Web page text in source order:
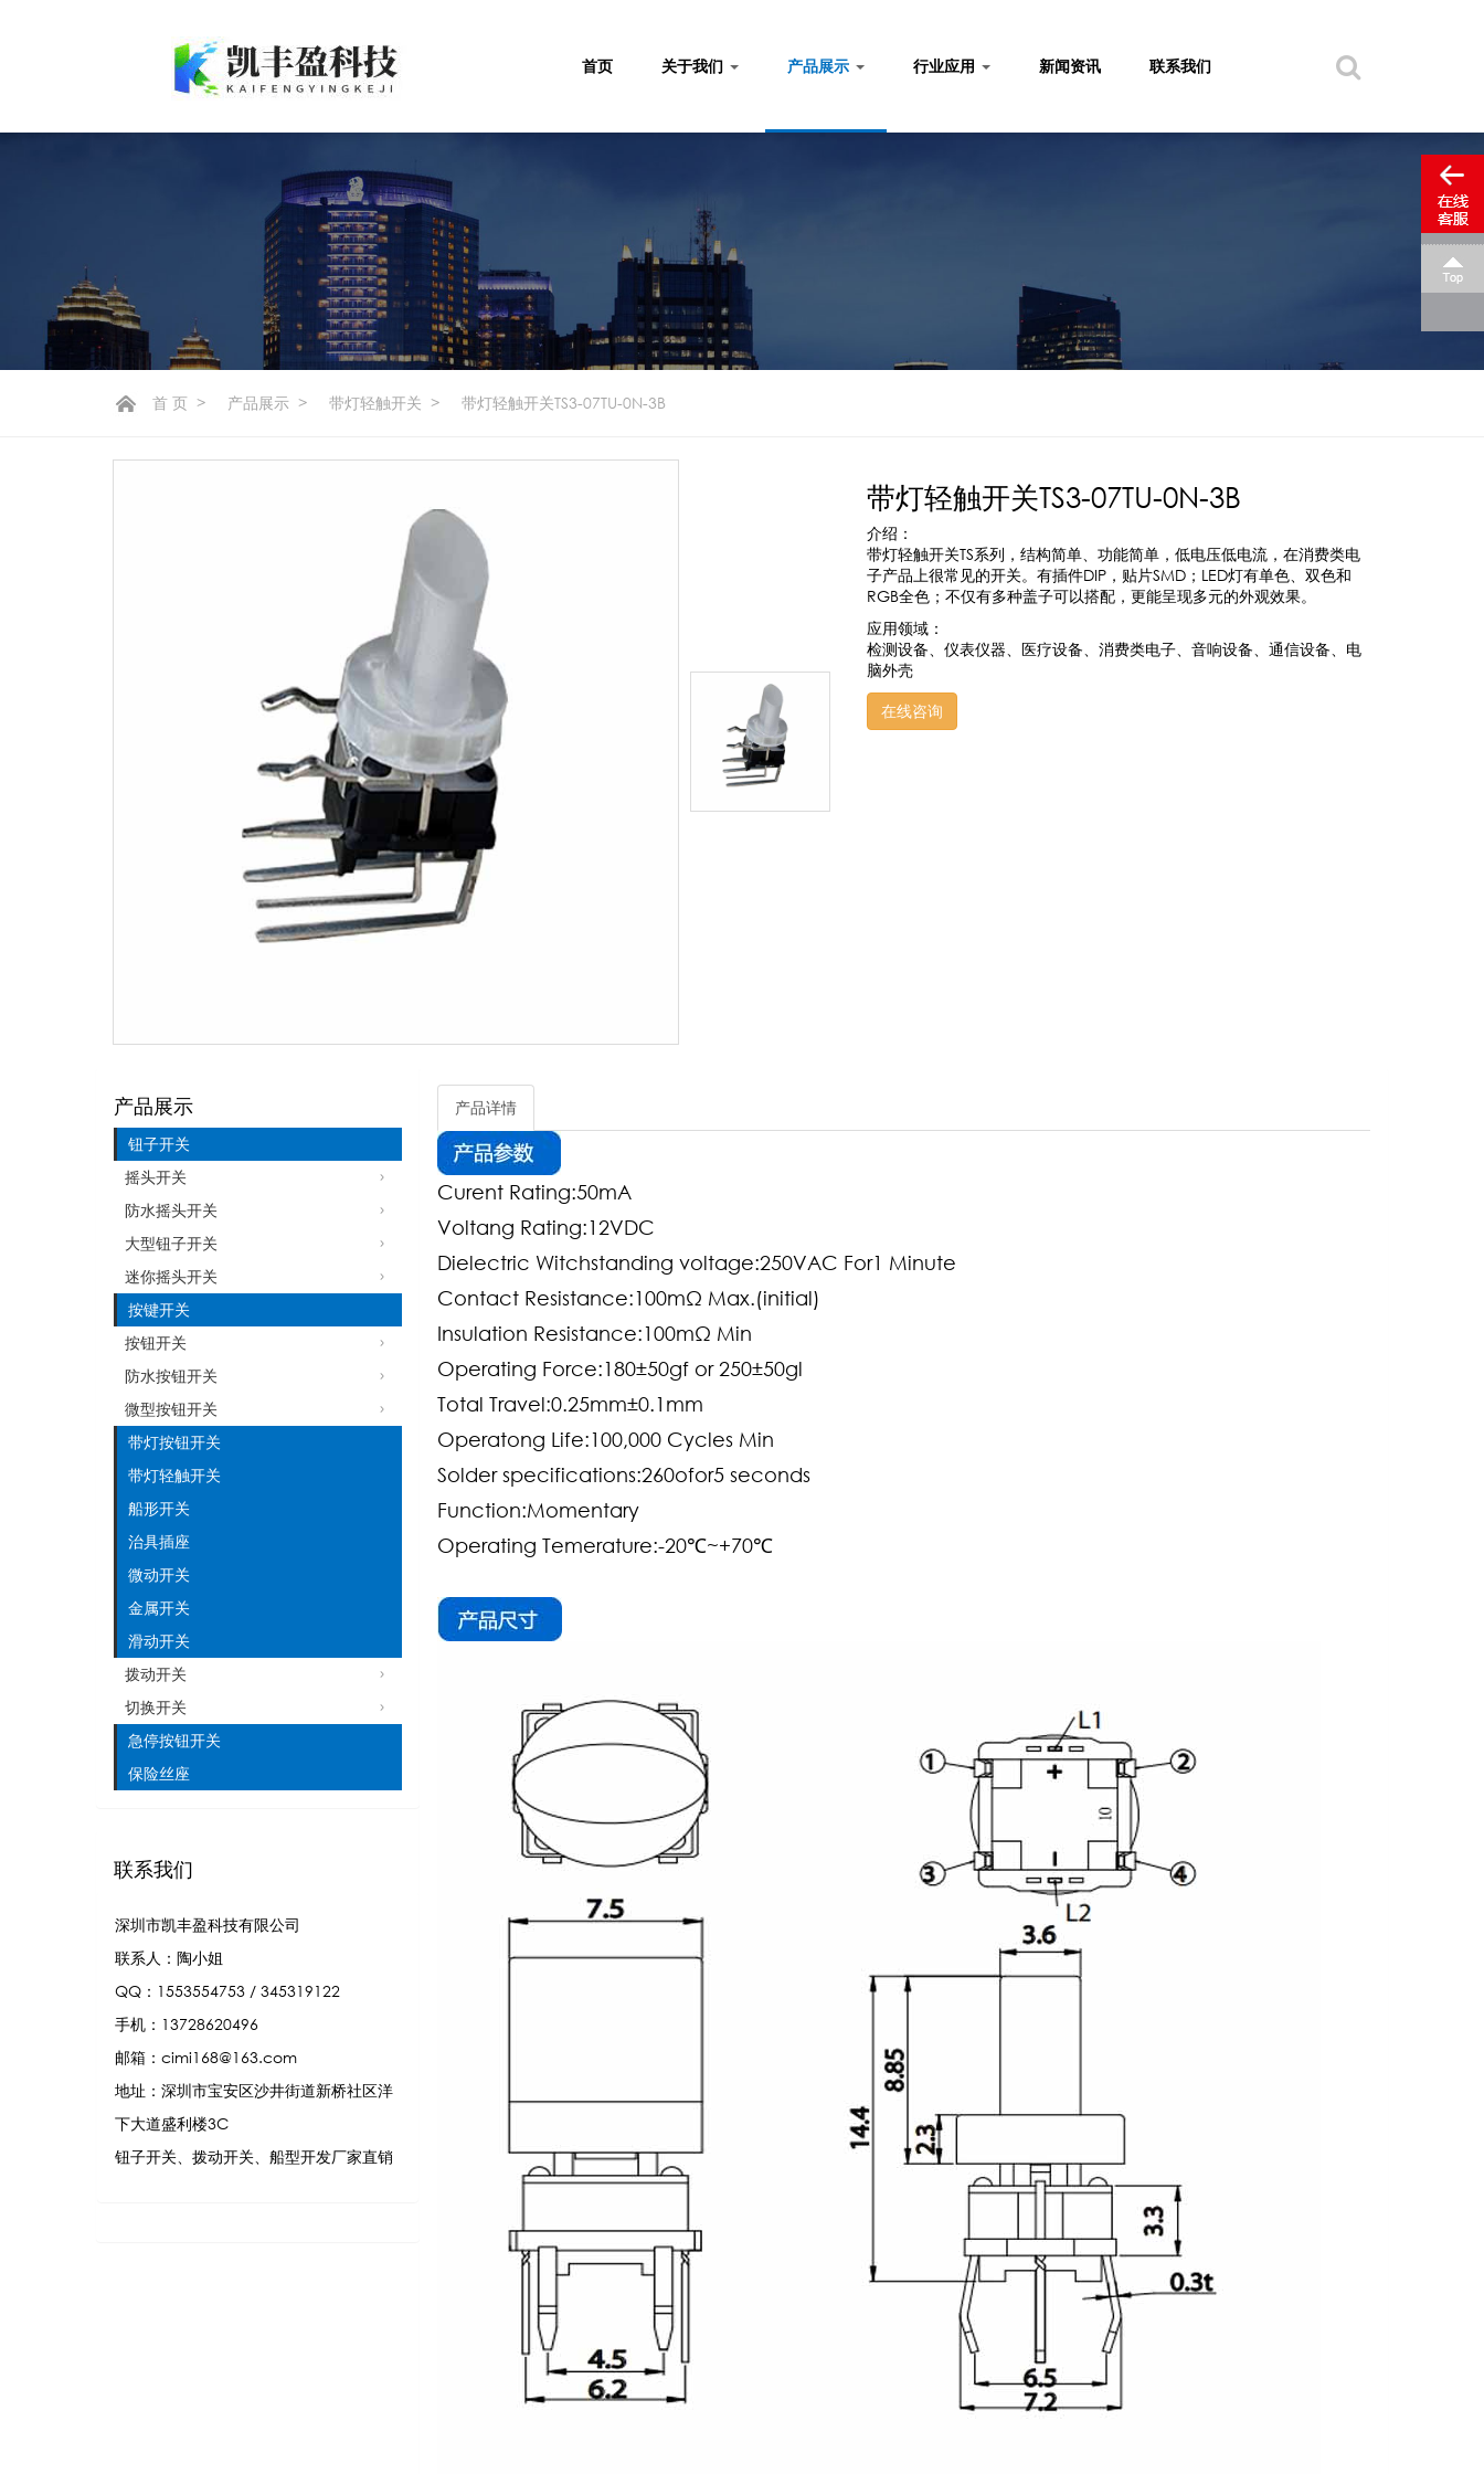
首页 关于我们 产品展示 行业应用 新闻资讯 联系我们
首 页 > 产品展示 > 带灯轻触开关 > 带灯轻触开关TS3-07TU-0N-3B
带灯轻触开关TS3-07TU-0N-3B
介绍：
带灯轻触开关TS系列，结构简单、功能简单，低电压低电流，在消费类电
子产品上很常见的开关。有插件DIP，贴片SMD；LED灯有单色、双色和
RGB全色；不仅有多种盖子可以搭配，更能呈现多元的外观效果。
应用领域：
检测设备、仪表仪器、医疗设备、消费类电子、音响设备、通信设备、电
脑外壳
在线咨询
产品展示
钮子开关
摇头开关
防水摇头开关
大型钮子开关
迷你摇头开关
按键开关
按钮开关
防水按钮开关
微型按钮开关
带灯按钮开关
带灯轻触开关
船形开关
治具插座
微动开关
金属开关
滑动开关
拨动开关
切换开关
急停按钮开关
保险丝座
联系我们
深圳市凯丰盈科技有限公司
联系人：陶小姐
QQ：1553554753 / 345319122
手机：13728620496
邮箱：cimi168@163.com
地址：深圳市宝安区沙井街道新桥社区洋
下大道盛利楼3C
钮子开关、拨动开关、船型开发厂家直销
产品详情
Curent Rating:50mA
Voltang Rating:12VDC
Dielectric Witchstanding voltage:250VAC For1 Minute
Contact Resistance:100mΩ Max.(initial)
Insulation Resistance:100mΩ Min
Operating Force:180±50gf or 250±50gl
Total Travel:0.25mm±0.1mm
Operatong Life:100,000 Cycles Min
Solder specifications:260ofor5 seconds
Function:Momentary
Operating Temerature:-20℃~+70℃